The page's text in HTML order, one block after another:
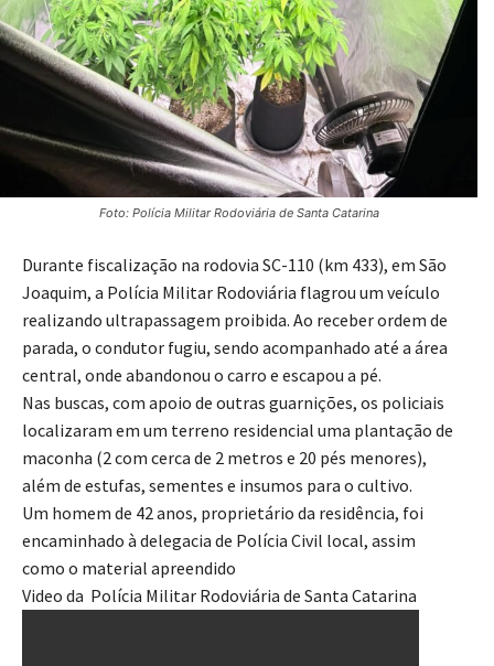
Foto: Polícia Militar Rodoviária de Santa Catarina
Durante fiscalização na rodovia SC-110 (km 433), em São
Joaquim, a Polícia Militar Rodoviária flagrou um veículo
realizando ultrapassagem proibida. Ao receber ordem de
parada, o condutor fugiu, sendo acompanhado até a área
central, onde abandonou o carro e escapou a pé.
Nas buscas, com apoio de outras guarnições, os policiais
localizaram em um terreno residencial uma plantação de
maconha (2 com cerca de 2 metros e 20 pés menores),
além de estufas, sementes e insumos para o cultivo.
Um homem de 42 anos, proprietário da residência, foi
encaminhado à delegacia de Polícia Civil local, assim
como o material apreendido
Video da Polícia Militar Rodoviária de Santa Catarina